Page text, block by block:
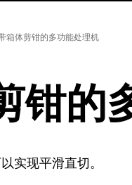
箱体剪钳的多功能处理机
钳的
实现平滑直切。